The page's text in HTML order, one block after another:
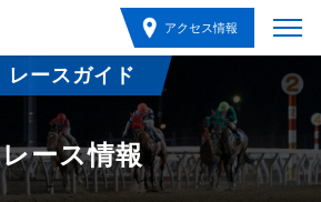
アクセス情報
レースガイド
レース情報